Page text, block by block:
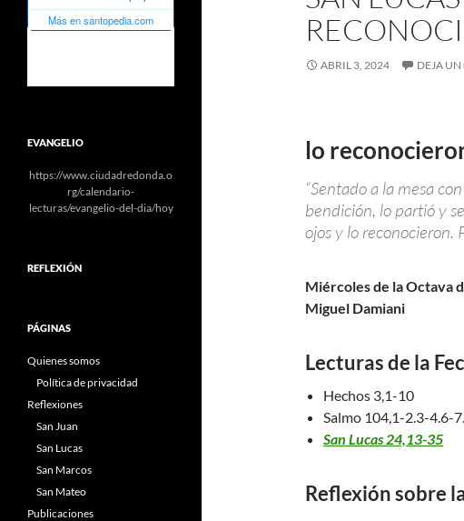
ABRIL 3, 2024 DEJA
lo
“Sentado a la mesa
bendición, lo partió y
ojos y lo reconocieron.
Miércoles de la Octava
Miguel Damiani
Lecturas de la
Hechos 3,1-10
Salmo 104,1-2.3-4.6-
San Lucas 24,13-35
Reflexión sobre
EVANGELIO
https://www.ciudadredonda.o
rg/calendario-
lecturas/evangelio-del-dia/hoy
REFLEXIÓN
PÁGINAS
Quienes somos
Política de privacidad
Reflexiones
San Juan
San Lucas
San Marcos
San Mateo
Publicaciones